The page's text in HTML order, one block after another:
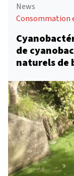
News
Consommation
de
naturels de